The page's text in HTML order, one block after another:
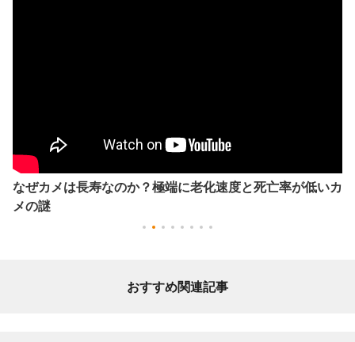
なぜカメは長寿なのか？極端に老化速度と死亡率が低いカ
メの謎
おすすめ関連記事